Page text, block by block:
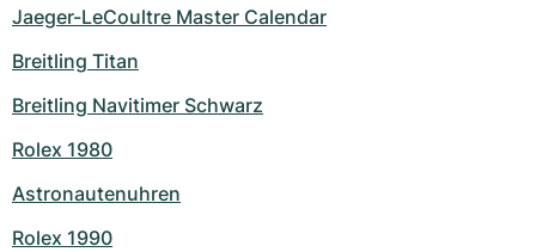
Jaeger-LeCoultre Master Calendar
Breitling Titan
Breitling Navitimer Schwarz
Rolex 1980
Astronautenuhren
Rolex 1990